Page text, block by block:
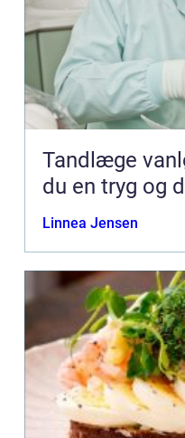
Tandlæge vanløse sådan
du en tryg og
Linnea Jensen